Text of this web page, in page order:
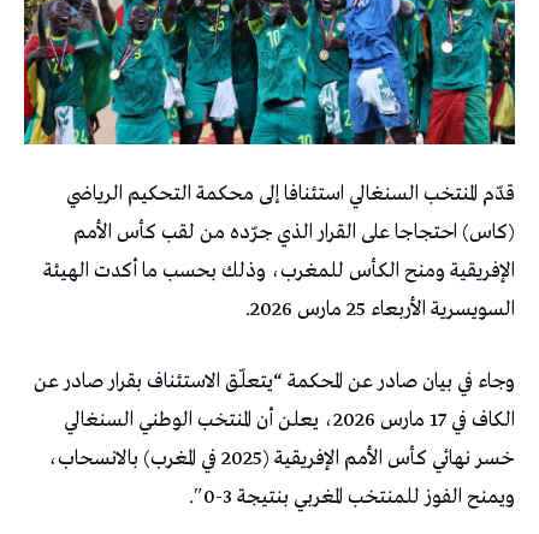
قدّم المنتخب السنغالي استئنافا إلى محكمة التحكيم الرياضي
(كاس) احتجاجا على القرار الذي جرّده من لقب كأس الأمم
الإفريقية ومنح الكأس للمغرب، وذلك بحسب ما أكدت الهيئة
السويسرية الأربعاء 25 مارس 2026.
وجاء في بيان صادر عن المحكمة “يتعلّق الاستئناف بقرار صادر عن
الكاف في 17 مارس 2026، يعلن أن المنتخب الوطني السنغالي
خسر نهائي كأس الأمم الإفريقية (2025 في المغرب) بالانسحاب،
ويمنح الفوز للمنتخب المغربي بنتيجة 3-0″.